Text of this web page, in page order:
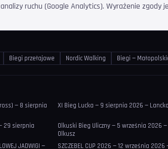
ruchu (Google Analytics). Wyrażenie zgody
Biegi przełajowe Nordic Walking Biegi —
— 8 sierpnia
XI Bieg Lucka — 9 sierpnia 2026 —
29 sierpnia
Olkuski Bieg Uliczny — 5 września 2026 —
Olkusz
JADWIGI —
SZCZEBEL CUP 2026 — 12 września 2026